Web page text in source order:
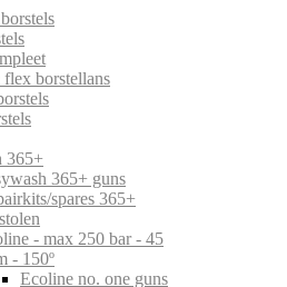
borstellans
365+
365+ guns
spares 365+
- max 250 bar - 45
- 150º
Ecoline no. one guns